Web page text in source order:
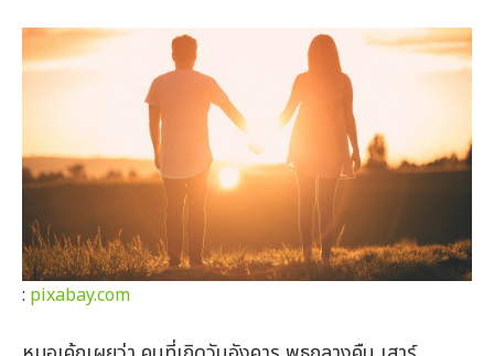
: pixabay.com